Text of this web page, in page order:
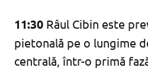
11:30 Râul Cibin este
pietonală pe o lungime
centrală, într-o primă